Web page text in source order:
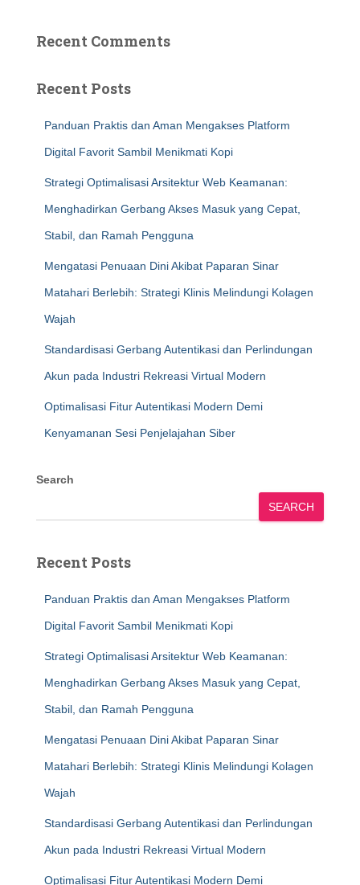
Recent Comments
Recent Posts
Panduan Praktis dan Aman Mengakses Platform
Digital Favorit Sambil Menikmati Kopi
Strategi Optimalisasi Arsitektur Web Keamanan:
Menghadirkan Gerbang Akses Masuk yang Cepat,
Stabil, dan Ramah Pengguna
Mengatasi Penuaan Dini Akibat Paparan Sinar
Matahari Berlebih: Strategi Klinis Melindungi Kolagen
Wajah
Standardisasi Gerbang Autentikasi dan Perlindungan
Akun pada Industri Rekreasi Virtual Modern
Optimalisasi Fitur Autentikasi Modern Demi
Kenyamanan Sesi Penjelajahan Siber
Search
SEARCH
Recent Posts
Panduan Praktis dan Aman Mengakses Platform
Digital Favorit Sambil Menikmati Kopi
Strategi Optimalisasi Arsitektur Web Keamanan:
Menghadirkan Gerbang Akses Masuk yang Cepat,
Stabil, dan Ramah Pengguna
Mengatasi Penuaan Dini Akibat Paparan Sinar
Matahari Berlebih: Strategi Klinis Melindungi Kolagen
Wajah
Standardisasi Gerbang Autentikasi dan Perlindungan
Akun pada Industri Rekreasi Virtual Modern
Optimalisasi Fitur Autentikasi Modern Demi